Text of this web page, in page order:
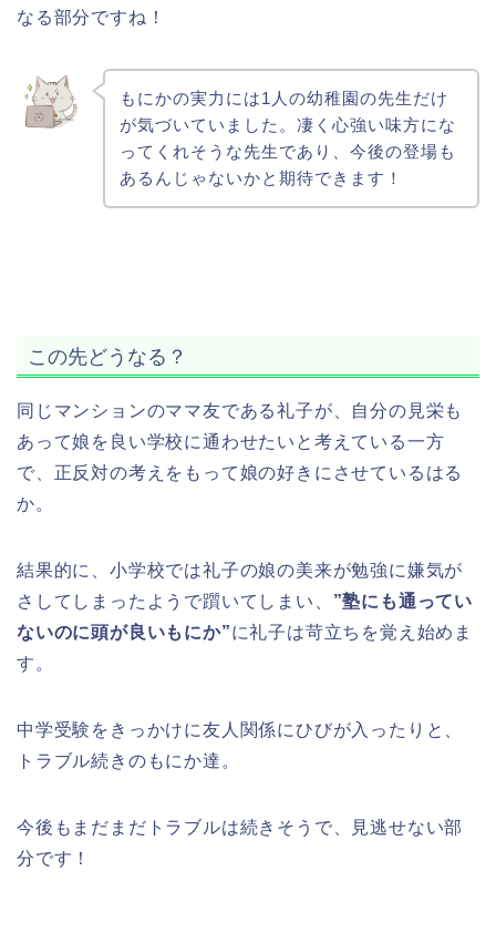
なる部分ですね！
もにかの実力には1人の幼稚園の先生だけ
が気づいていました。凄く心強い味方にな
ってくれそうな先生であり、今後の登場も
あるんじゃないかと期待できます！
この先どうなる？
同じマンションのママ友である礼子が、自分の見栄も
あって娘を良い学校に通わせたいと考えている一方
で、正反対の考えをもって娘の好きにさせているはる
か。
結果的に、小学校では礼子の娘の美来が勉強に嫌気が
さしてしまったようで躓いてしまい、 ”塾にも通ってい
ないのに頭が良いもにか”に礼子は苛立ちを覚え始めま
す。
中学受験をきっかけに友人関係にひびが入ったりと、
トラブル続きのもにか達。
今後もまだまだトラブルは続きそうで、見逃せない部
分です！